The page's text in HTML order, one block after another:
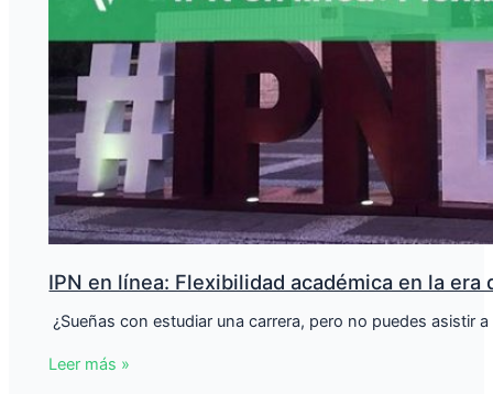
IPN en línea: Flexibilidad académica en la era
¿Sueñas con estudiar una carrera, pero no puedes asistir
Leer más »